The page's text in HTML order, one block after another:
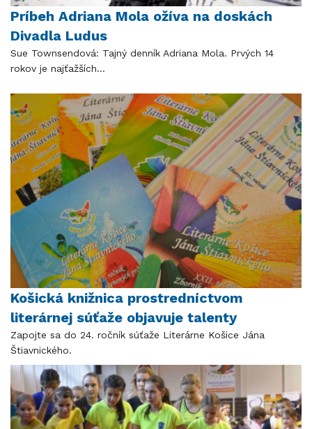
Príbeh Adriana Mola ožíva na doskách
Divadla Ludus
Sue Townsendová: Tajný denník Adriana Mola. Prvých 14
rokov je najťažších...
Košická knižnica prostredníctvom
literárnej súťaže objavuje talenty
Zapojte sa do 24. ročník súťaže Literárne Košice Jána
Štiavnického.